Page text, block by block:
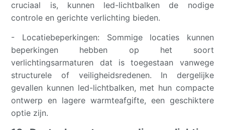
cruciaal is, kunnen led-lichtbalken de nodige
controle en gerichte verlichting bieden.
- Locatiebeperkingen: Sommige locaties kunnen
beperkingen hebben op het soort
verlichtingsarmaturen dat is toegestaan ​​vanwege
structurele of veiligheidsredenen. In dergelijke
gevallen kunnen led-lichtbalken, met hun compacte
ontwerp en lagere warmteafgifte, een geschiktere
optie zijn.